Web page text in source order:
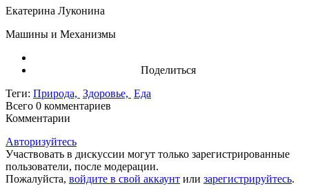
Екатерина Луконина
Машины и Механизмы
Поделиться
Теги: Природа, Здоровье, Еда
Всего 0 комментариев
Комментарии
Авторизуйтесь
Участвовать в дискуссии могут только зарегистрированные
пользователи, после модерации.
Пожалуйста, войдите в свой аккаунт или зарегистрируйтесь.